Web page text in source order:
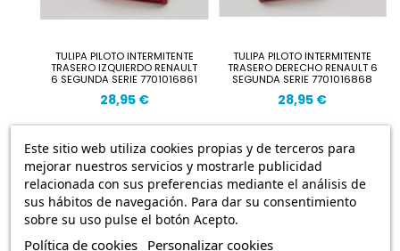
TULIPA PILOTO INTERMITENTE
TRASERO IZQUIERDO RENAULT
6 SEGUNDA SERIE 7701016861
28,95 €
TULIPA PILOTO INTERMITENTE
TRASERO DERECHO RENAULT 6
SEGUNDA SERIE 7701016868
28,95 €
Este sitio web utiliza cookies propias y de terceros para
mejorar nuestros servicios y mostrarle publicidad
relacionada con sus preferencias mediante el análisis de
sus hábitos de navegación. Para dar su consentimiento
sobre su uso pulse el botón Acepto.
Política de cookies Personalizar cookies